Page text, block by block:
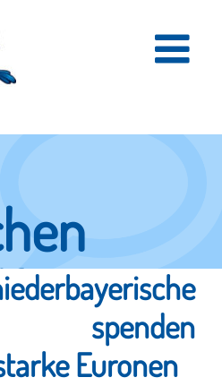
fleißige Helfer
spenden
Euronen